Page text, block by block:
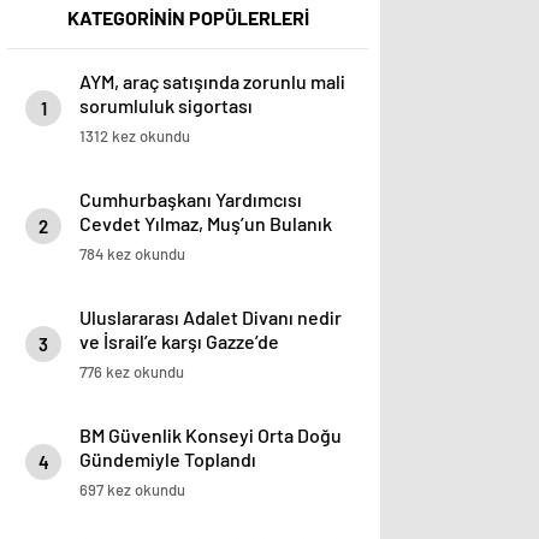
KATEGORİNİN POPÜLERLERİ
1
AYM, araç satışında zorunlu mali
sorumluluk sigortası
düzenlemesini iptal etti
1312 kez okundu
2
Cumhurbaşkanı Yardımcısı
Cevdet Yılmaz, Muş’un Bulanık
ilçesinde halka hitap etti
784 kez okundu
3
Uluslararası Adalet Divanı nedir
ve İsrail’e karşı Gazze’de
soykırım davası neden bu
776 kez okundu
4
BM Güvenlik Konseyi Orta Doğu
Gündemiyle Toplandı
697 kez okundu